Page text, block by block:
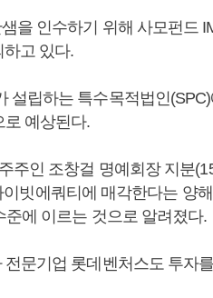
을 인수하기 위해 사모펀드
고 있다.
설립하는 특수목적법인
예상된다.
주인 조창걸 명예회장 지분
빗에쿼티에 매각한다는 양
에 이르는 것으로 알려졌다.
문기업 롯데벤처스도 투자